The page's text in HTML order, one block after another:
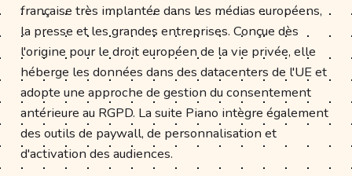
française très implantée dans les médias européens,
la presse et les grandes entreprises. Conçue dès
l'origine pour le droit européen de la vie privée, elle
héberge les données dans des datacenters de l'UE et
adopte une approche de gestion du consentement
antérieure au RGPD. La suite Piano intègre également
des outils de paywall, de personnalisation et
d'activation des audiences.